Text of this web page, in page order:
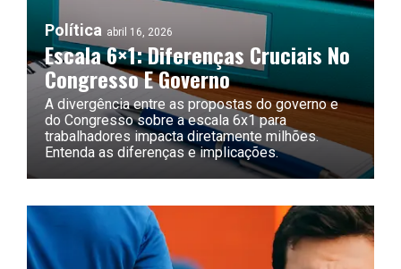
Política abril 16, 2026
Escala 6×1: Diferenças Cruciais No
Congresso E Governo
A divergência entre as propostas do governo e
do Congresso sobre a escala 6x1 para
trabalhadores impacta diretamente milhões.
Entenda as diferenças e implicações.